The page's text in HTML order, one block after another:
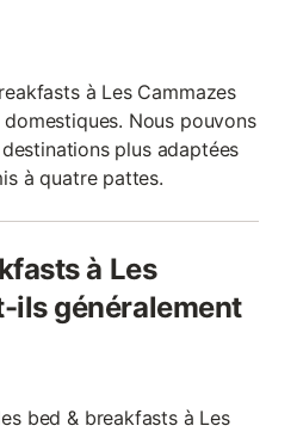
à Les Cammazes
Nous pouvons
plus adaptées
à quatre pattes.
à Les
ils généralement
bed & breakfasts à Les